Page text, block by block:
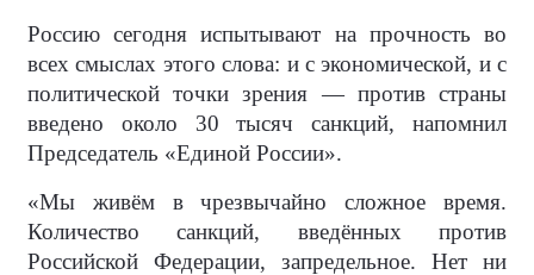
Россию сегодня испытывают на прочность во
всех смыслах этого слова: и с экономической, и с
политической точки зрения — против страны
введено около 30 тысяч санкций, напомнил
Председатель «Единой России».
«Мы живём в чрезвычайно сложное время.
Количество санкций, введённых против
Российской Федерации, запредельное. Нет ни